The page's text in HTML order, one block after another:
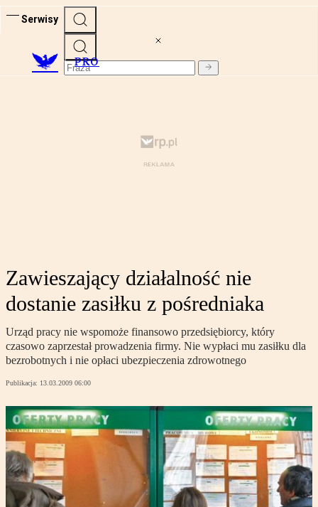
Serwisy
PRO
Zawieszający działalność nie
dostanie zasiłku z pośredniaka
Urząd pracy nie wspomoże finansowo przedsiębiorcy, który
czasowo zaprzestał prowadzenia firmy. Nie wypłaci mu zasiłku dla
bezrobotnych i nie opłaci ubezpieczenia zdrowotnego
Publikacja: 13.03.2009 06:00